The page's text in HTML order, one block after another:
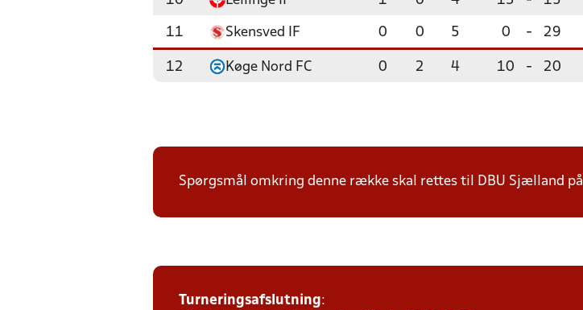
11 Skensved IF 0 0 5 0 - 29
12 Køge Nord FC 0 2 4 10 - 20
Spørgsmål omkring denne række skal rettes til DBU Sjælland på
Turneringsafslutning: